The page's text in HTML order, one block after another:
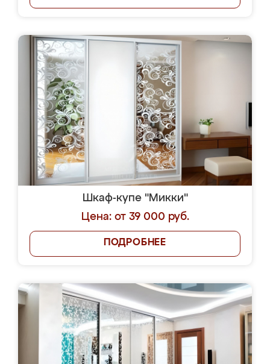
Шкаф-купе "Микки"
Цена: от 39 000 руб.
ПОДРОБНЕЕ